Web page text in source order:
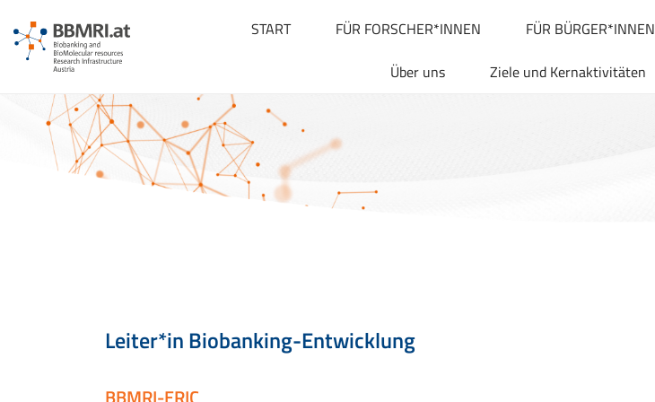
START
Über uns
Ziele und Kernaktivitäten
FÜR FORSCHER*INNEN FÜR BÜRGER*INNEN
Leiter*in Biobanking-Entwicklung